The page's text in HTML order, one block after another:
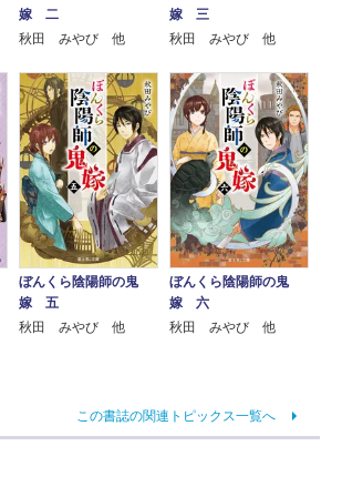
嫁 二
秋田 みやび 他
嫁 三
秋田 みやび 他
ぼんくら陰陽師の鬼
嫁 五
秋田 みやび 他
ぼんくら陰陽師の鬼
嫁 六
秋田 みやび 他
この書誌の関連トピックス一覧へ